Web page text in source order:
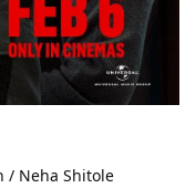
/ Neha Shitole